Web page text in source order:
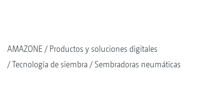
AMAZONE
Productos y soluciones digitales
Tecnología de siembra
Sembradoras neumáticas